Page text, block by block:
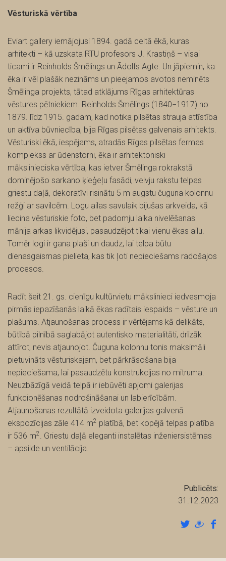
Vēsturiskā vērtība
Eviart gallery iemājojusi 1894. gadā celtā ēkā, kuras
arhitekti – kā uzskata RTU profesors J. Krastiņš – visai
ticami ir Reinholds Šmēlings un Ādolfs Agte. Un jāpiemin, ka
ēka ir vēl plašāk nezināms un pieejamos avotos neminēts
Šmēlinga projekts, tātad atklājums Rīgas arhitektūras
vēstures pētniekiem. Reinholds Šmēlings (1840−1917) no
1879. līdz 1915. gadam, kad notika pilsētas strauja attīstība
un aktīva būvniecība, bija Rīgas pilsētas galvenais arhitekts.
Vēsturiski ēkā, iespējams, atradās Rīgas pilsētas fermas
komplekss ar ūdenstorni, ēka ir arhitektoniski
mākslinieciska vērtība, kas ietver Šmēlinga rokrakstā
dominējošo sarkano ķieģeļu fasādi, velvju rakstu telpas
griestu daļā, dekoratīvi risinātu 5 m augstu čuguna kolonnu
režģi ar savilcēm. Logu ailas savulaik bijušas arkveida, kā
liecina vēsturiskie foto, bet padomju laika nivelēšanas
mānija arkas likvidējusi, pasaudzējot tikai vienu ēkas ailu.
Tomēr logi ir gana plaši un daudz, lai telpa būtu
dienasgaismas pielieta, kas tik ļoti nepieciešams radošajos
procesos.
Radīt šeit 21. gs. cienīgu kultūrvietu mākslinieci iedvesmoja
pirmās iepazīšanās laikā ēkas radītais iespaids – vēsture un
plašums. Atjaunošanas process ir vērtējams kā delikāts,
būtībā pilnībā saglabājot autentisko materialitāti, drīzāk
attīrot, nevis atjaunojot. Čuguna kolonnu tonis maksimāli
pietuvināts vēsturiskajam, bet pārkrāsošana bija
nepieciešama, lai pasaudzētu konstrukcijas no mitruma.
Neuzbāzīgā veidā telpā ir iebūvēti apjomi galerijas
funkcionēšanas nodrošināšanai un labierīcībām.
Atjaunošanas rezultātā izveidota galerijas galvenā
ekspozīcijas zāle 414 m2 platībā, bet kopējā telpas platība
ir 536 m2. Griestu daļā eleganti instalētas inženiersistēmas
– apsilde un ventilācija.
Publicēts:
31.12.2023